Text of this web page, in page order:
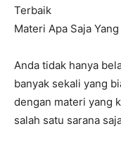
Terbaik
Materi Apa Saja
Anda tidak hanya
banyak sekali yang
dengan materi yang
salah satu sarana